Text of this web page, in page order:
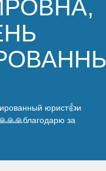
юрист👍и
за